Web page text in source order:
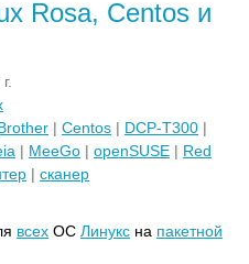
Rosa, Centos и
| Centos | DCP-T300 |
| MeeGo | openSUSE | Red
| сканер
всех ОС Линукс на пакетной